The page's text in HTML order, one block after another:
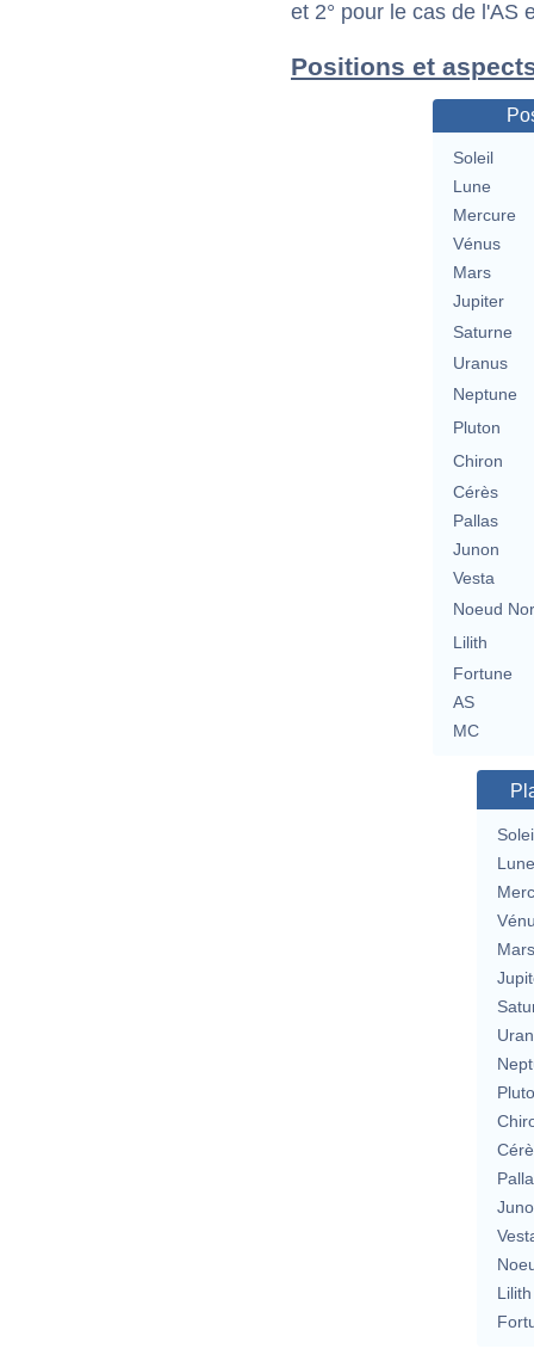
et 2° pour le cas de l'AS
Positions et
Soleil
Lune
Mercure
Vénus
Mars
Jupiter
Saturne
Uranus
Neptune
Pluton
Chiron
Cérès
Pallas
Junon
Vesta
Noeud
Lilith
Fortune
AS
MC
Lune
Mars
Lilith